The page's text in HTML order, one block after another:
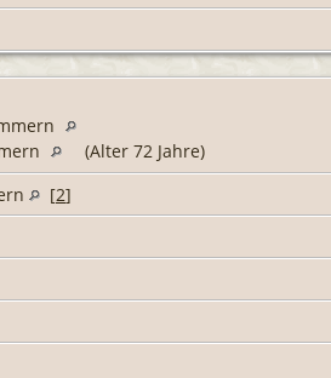
(Alter 72 Jahre)
[2]